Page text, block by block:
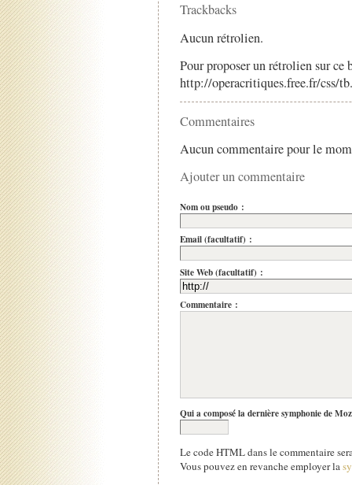
Trackbacks
Aucun rétrolien.
Pour proposer un rétrolien sur
http://operacritiques.free.fr/css/
Commentaires
Aucun commentaire pour le
Ajouter un commentaire
Nom ou pseudo :
Email (facultatif) :
Site Web (facultatif) :
Commentaire :
Qui a composé la dernière symphonie de
Le code HTML dans le commentaire
Vous pouvez en revanche employer la